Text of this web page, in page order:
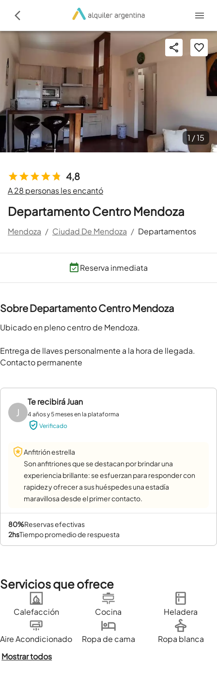
4,8
A 28 personas les encantó
Departamento Centro Mendoza
Mendoza / Ciudad De Mendoza / Departamentos
1 /15
Reserva inmediata
Sobre Departamento Centro Mendoza
Ubicado en pleno centro de Mendoza.
Entrega de llaves personalmente a la hora de llegada.
Contacto permanente
J
Te recibiráJuan
4 años y 5 meses en la plataforma
Verificado
Anfitrión estrella
Son anfitriones que se destacan por brindar una
experiencia brillante: se esfuerzan para responder con
rapidez y ofrecer a sus huéspedes una estadía
maravillosa desde el primer contacto.
80% reservas efectivas
2hs tiempo promedio de respuesta
Servicios que ofrece
Calefacción Cocina Heladera
Aire Acondicionado Ropa de cama
Ropa blanca
Mostrar todos